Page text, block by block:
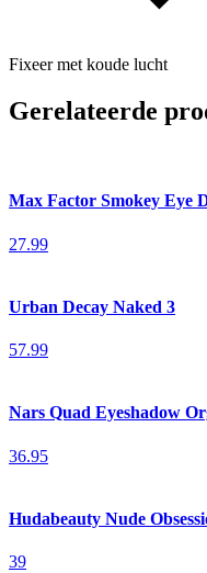
Fixeer met koude lucht
Gerelateerde
Max Factor Smokey Eye
27.99
Urban Decay Naked 3
57.99
Nars Quad Eyeshadow
36.95
Hudabeauty Nude
39